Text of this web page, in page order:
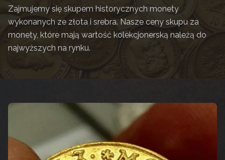
Zajmujemy się skupem historycznych monety
wykonanych ze złota i srebra. Nasze ceny skupu za
monety, które mają wartość kolekcjonerską należą do
najwyższych na rynku.